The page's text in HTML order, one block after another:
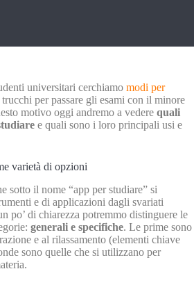
universitari cerchiamo modi per
trucchi per passare gli esami con il minore
motivo oggi andremo a vedere quali
e quali sono i loro principali usi e
varietà di opzioni
sotto il nome “app per studiare” si
e di applicazioni dagli svariati
po’ di chiarezza potremmo distinguere le
generali e specifiche. Le prime sono
e al rilassamento (elementi chiave
sono quelle che si utilizzano per